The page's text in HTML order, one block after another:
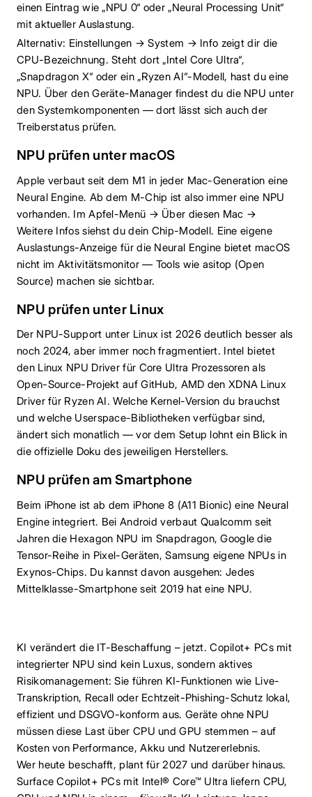
einen Eintrag wie „NPU 0“ oder „Neural Processing Unit“
mit aktueller Auslastung.
Alternativ: Einstellungen → System → Info zeigt dir die
CPU-Bezeichnung. Steht dort „Intel Core Ultra“,
„Snapdragon X“ oder ein „Ryzen AI“-Modell, hast du eine
NPU. Über den Geräte-Manager findest du die NPU unter
den Systemkomponenten — dort lässt sich auch der
Treiberstatus prüfen.
NPU prüfen unter macOS
Apple verbaut seit dem M1 in jeder Mac-Generation eine
Neural Engine. Ab dem M-Chip ist also immer eine NPU
vorhanden. Im Apfel-Menü → Über diesen Mac →
Weitere Infos siehst du dein Chip-Modell. Eine eigene
Auslastungs-Anzeige für die Neural Engine bietet macOS
nicht im Aktivitätsmonitor — Tools wie asitop (Open
Source) machen sie sichtbar.
NPU prüfen unter Linux
Der NPU-Support unter Linux ist 2026 deutlich besser als
noch 2024, aber immer noch fragmentiert. Intel bietet
den Linux NPU Driver für Core Ultra Prozessoren als
Open-Source-Projekt auf GitHub, AMD den XDNA Linux
Driver für Ryzen AI. Welche Kernel-Version du brauchst
und welche Userspace-Bibliotheken verfügbar sind,
ändert sich monatlich — vor dem Setup lohnt ein Blick in
die offizielle Doku des jeweiligen Herstellers.
NPU prüfen am Smartphone
Beim iPhone ist ab dem iPhone 8 (A11 Bionic) eine Neural
Engine integriert. Bei Android verbaut Qualcomm seit
Jahren die Hexagon NPU im Snapdragon, Google die
Tensor-Reihe in Pixel-Geräten, Samsung eigene NPUs in
Exynos-Chips. Du kannst davon ausgehen: Jedes
Mittelklasse-Smartphone seit 2019 hat eine NPU.
KI verändert die IT-Beschaffung – jetzt. Copilot+ PCs mit
integrierter NPU sind kein Luxus, sondern aktives
Risikomanagement: Sie führen KI-Funktionen wie Live-
Transkription, Recall oder Echtzeit-Phishing-Schutz lokal,
effizient und DSGVO-konform aus. Geräte ohne NPU
müssen diese Last über CPU und GPU stemmen – auf
Kosten von Performance, Akku und Nutzererlebnis.
Wer heute beschafft, plant für 2027 und darüber hinaus.
Surface Copilot+ PCs mit Intel® Core™ Ultra liefern CPU,